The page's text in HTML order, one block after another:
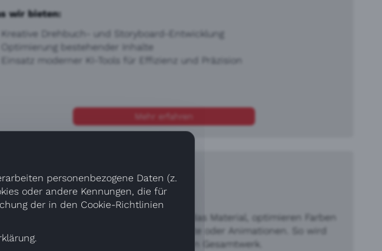
wir bieten:
Kreative Drehbuch- und Storyboard-Entwicklung
Optimierung bestehender Inhalte
Einsatz moderner KI-Tools für Effizienz und Präzision
Feinschliff für deinen Film.“
entsteht der finale Look: Wir schneiden das Material, optimieren Farben
Ton und ergänzen passende Musik, Effekte oder Animationen. So wird
Film zu einem stimmigen, professionellen Gesamtwerk.
personenbezogene Daten (z.
oder andere Kennungen, die für
der in den Cookie-Richtlinien